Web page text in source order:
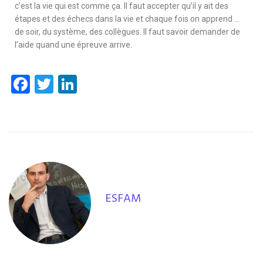
c’est la vie qui est comme ça. Il faut accepter qu’il y ait des
étapes et des échecs dans la vie et chaque fois on apprend …
de soir, du système, des collègues. Il faut savoir demander de
l’aide quand une épreuve arrive.
F
o
o
k
T
n
ESFAM